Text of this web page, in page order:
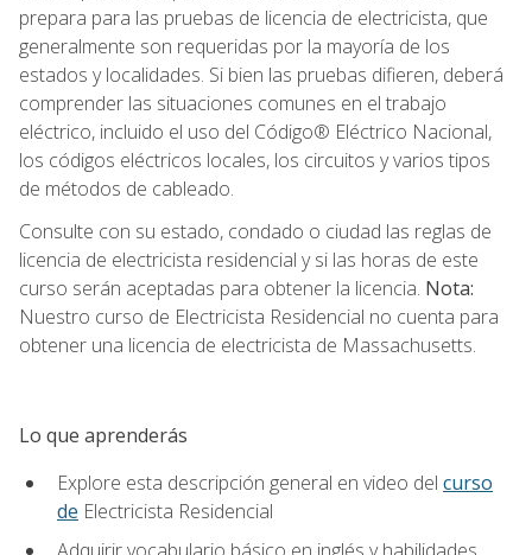
prepara para las pruebas de licencia de electricista, que
generalmente son requeridas por la mayoría de los
estados y localidades. Si bien las pruebas difieren, deberá
comprender las situaciones comunes en el trabajo
eléctrico, incluido el uso del Código® Eléctrico Nacional,
los códigos eléctricos locales, los circuitos y varios tipos
de métodos de cableado.
Consulte con su estado, condado o ciudad las reglas de
licencia de electricista residencial y si las horas de este
curso serán aceptadas para obtener la licencia. Nota:
Nuestro curso de Electricista Residencial no cuenta para
obtener una licencia de electricista de Massachusetts.
Lo que aprenderás
Explore esta descripción general en video del curso
de Electricista Residencial
Adquirir vocabulario básico en inglés y habilidades